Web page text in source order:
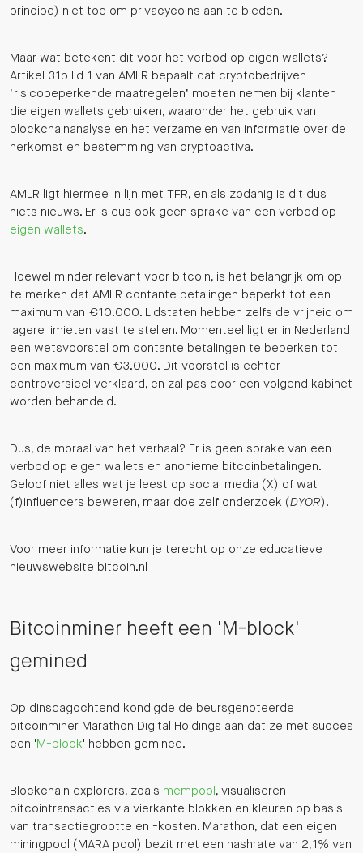
principe) niet toe om privacycoins aan te bieden.
Maar wat betekent dit voor het verbod op eigen wallets?
Artikel 31b lid 1 van AMLR bepaalt dat cryptobedrijven
‘risicobeperkende maatregelen’ moeten nemen bij klanten
die eigen wallets gebruiken, waaronder het gebruik van
blockchainanalyse en het verzamelen van informatie over de
herkomst en bestemming van cryptoactiva.
AMLR ligt hiermee in lijn met TFR, en als zodanig is dit dus
niets nieuws. Er is dus ook geen sprake van een verbod op
eigen wallets.
Hoewel minder relevant voor bitcoin, is het belangrijk om op
te merken dat AMLR contante betalingen beperkt tot een
maximum van €10.000. Lidstaten hebben zelfs de vrijheid om
lagere limieten vast te stellen. Momenteel ligt er in Nederland
een wetsvoorstel om contante betalingen te beperken tot
een maximum van €3.000. Dit voorstel is echter
controversieel verklaard, en zal pas door een volgend kabinet
worden behandeld.
Dus, de moraal van het verhaal? Er is geen sprake van een
verbod op eigen wallets en anonieme bitcoinbetalingen.
Geloof niet alles wat je leest op social media (X) of wat
(f)influencers beweren, maar doe zelf onderzoek (DYOR).
Voor meer informatie kun je terecht op onze educatieve
nieuwswebsite bitcoin.nl
Bitcoinminer heeft een 'M-block'
gemined
Op dinsdagochtend kondigde de beursgenoteerde
bitcoinminer Marathon Digital Holdings aan dat ze met succes
een 'M-block' hebben gemined.
Blockchain explorers, zoals mempool , visualiseren
bitcointransacties via vierkante blokken en kleuren op basis
van transactiegrootte en -kosten. Marathon, dat een eigen
miningpool (MARA pool) bezit met een hashrate van 2,1% van